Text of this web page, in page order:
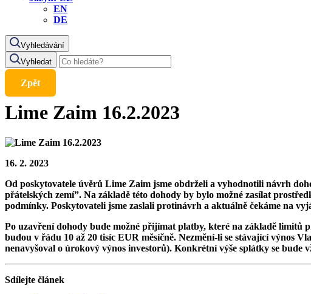
EN
DE
Vyhledávání
Vyhledat
Zpět
Lime Zaim 16.2.2023
16. 2. 2023
Od poskytovatele úvěrů Lime Zaim jsme obdrželi a vyhodnotili návrh
přátelských zemí”. Na základě této dohody by bylo možné zasílat
podmínky. Poskytovateli jsme zaslali protinávrh a aktuálně čekáme na
Po uzavření dohody bude možné přijímat platby, které na základě limitů
budou v řádu 10 až 20 tisíc EUR měsíčně. Nezmění-li se stávající výnos
nenavyšoval o úrokový výnos investorů). Konkrétní výše splátky se
Sdílejte článek